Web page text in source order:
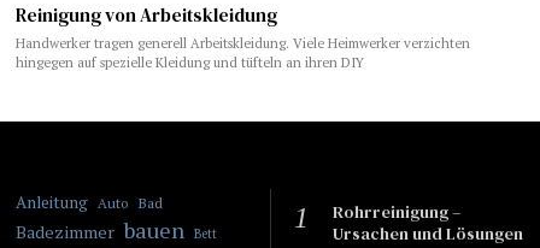
Reinigung von Arbeitskleidung
Handwerker tragen generell Arbeitskleidung. Viele Heimwerker verzichten
hingegen auf spezielle Kleidung und tüfteln an ihren DIY
Anleitung Auto Bad
Badezimmer bauen
Bett
Rohrreinigung –
Ursachen und Lösungen